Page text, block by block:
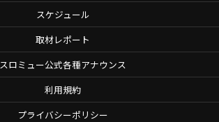
スケジュール
取材レポート
スロミュー公式各種アナウンス
利用規約
プライバシーポリシー